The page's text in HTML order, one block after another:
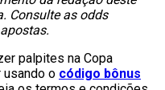
Consulte as odds
palpites na Copa
usando o código bônus